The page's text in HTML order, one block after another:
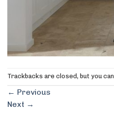
Trackbacks are closed, but you can
← Previous
Next →